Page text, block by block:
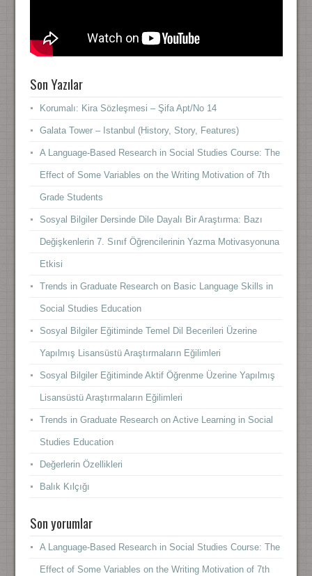
Son Yazılar
Korumalı: Kira Sözleşmesi – Şifa Apt/No 14
Galata Tower – Istanbul (History, Story, Features)
A Language-Based Research in Social Studies Course: The
Effect of Some Variables on the Writing Motivation of 7th
Grade Students
Sosyal Bilgiler Dersinde Dile Dayalı Bir Araştırma: Bazı
Değişkenlerin 7. Sınıf Öğrencilerinin Yazma Motivasyonuna
Etkisi
Trends in Graduate Research on Basic Language Skills in
Social Studies Education
Sosyal Bilgiler Eğitiminde Temel Dil Becerileri Üzerine
Yapılmış Lisansüstü Araştırmaların Eğilimleri
Sosyal Bilgiler Eğitiminde Aktif Öğrenme Üzerine Yapılmış
Lisansüstü Araştırmaların Eğilimleri
Trends in Graduate Research on Active Learning in Social
Studies Education
Değerlerin Özellikleri
Balık Kılçığı
Son yorumlar
A Language-Based Research in Social Studies Course: The
Effect of Some Variables on the Writing Motivation of 7th